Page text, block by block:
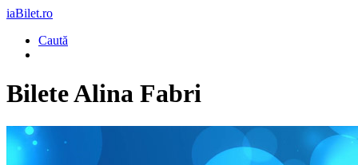
iaBilet.ro
Caută
BileteAlina Fabri